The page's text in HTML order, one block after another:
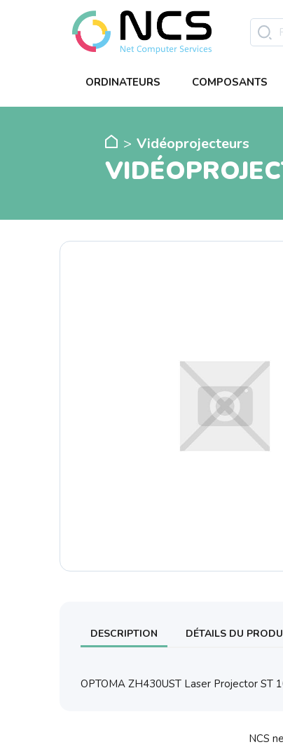
ORDINATEURS COMPOSANTS
Vidéoprojecteurs
DESCRIPTION DÉTAILS DU
OPTOMA ZH430UST Laser Projector ST
NCS